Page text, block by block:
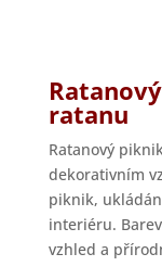
ratanu
Ratanový
dekorativním
piknik,
interiéru.
vzhled a